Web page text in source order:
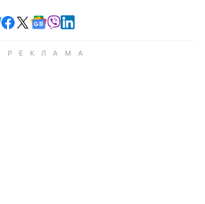
Читайте у Telegram
Читайте у Facebook
Читайте у X
Читайте у Google news
Читайте у Viber
Читайте у LinkedIn